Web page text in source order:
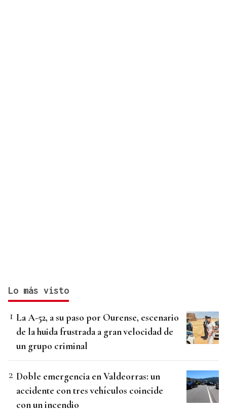
Lo más visto
La A-52, a su paso por Ourense, escenario
de la huida frustrada a gran velocidad de
un grupo criminal
Doble emergencia en Valdeorras: un
accidente con tres vehículos coincide
con un incendio